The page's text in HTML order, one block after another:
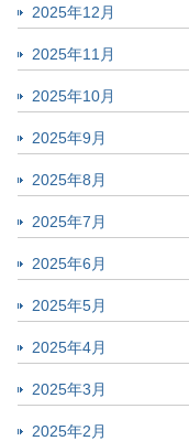
2025年12月
2025年11月
2025年10月
2025年9月
2025年8月
2025年7月
2025年6月
2025年5月
2025年4月
2025年3月
2025年2月